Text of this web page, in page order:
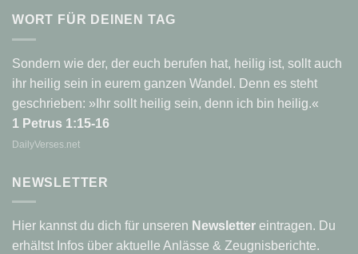
WORT FÜR DEINEN TAG
Sondern wie der, der euch berufen hat, heilig ist, sollt auch
ihr heilig sein in eurem ganzen Wandel. Denn es steht
geschrieben: »Ihr sollt heilig sein, denn ich bin heilig.«
1 Petrus 1:15-16
DailyVerses.net
NEWSLETTER
Hier kannst du dich für unseren Newsletter eintragen. Du
erhältst Infos über aktuelle Anlässe & Zeugnisberichte.